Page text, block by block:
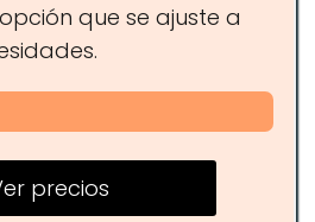
que se ajuste a
de fuerza
precios